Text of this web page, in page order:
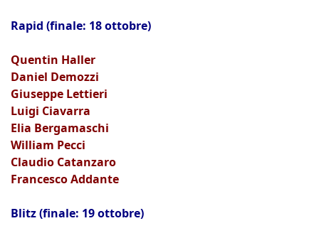
Rapid (finale: 18 ottobre)
Quentin Haller
Daniel Demozzi
Giuseppe Lettieri
Luigi Ciavarra
Elia Bergamaschi
William Pecci
Claudio Catanzaro
Francesco Addante
Blitz (finale: 19 ottobre)